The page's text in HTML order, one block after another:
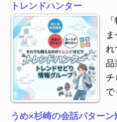
トレンドハンター
れ
品
チ
うめ×杉崎の会話パターン